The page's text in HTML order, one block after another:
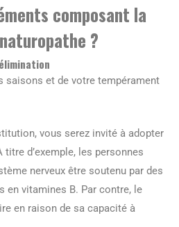
composant la
?
saisons et de votre tempérament
vous serez invité à adopter
d’exemple, les personnes
nerveux être soutenu par des
en vitamines B. Par contre, le
en raison de sa capacité à